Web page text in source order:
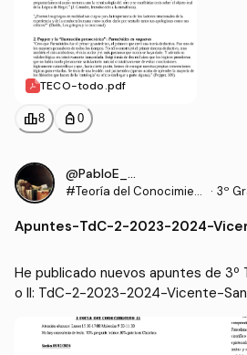
TECO-todo.pdf
leaderboard8 personal_bag 0
@PabloE_02
#Teoría del Conocimient
· 3º
Apuntes-TdC-2-2023-2024-
He publicado nuevos apuntes de 3º
o II: TdC-2-2023-2024-Vicente-